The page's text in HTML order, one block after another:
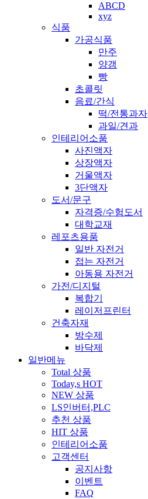
ABCD
xyz
식품
가공식품
만주
양갱
빵
초콜릿
음료/간식
떡/전통과자
과일/견과
인테리어소품
사진액자
상장액자
거울액자
3단액자
도서/문구
자격증/수험도서
대학교재
레포츠용품
일반 자전거
접는 자전거
아동용 자전거
가전/디지털
복합기
레이저프린터
건축자재
방수제
바닥제
일반메뉴
Total 상품
Today,s HOT
NEW 상품
LS인버터,PLC
추천 상품
HIT 상품
인테리어소품
고객센터
공지사항
이벤트
FAQ